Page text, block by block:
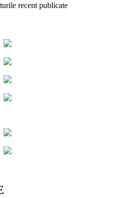
recent publicate